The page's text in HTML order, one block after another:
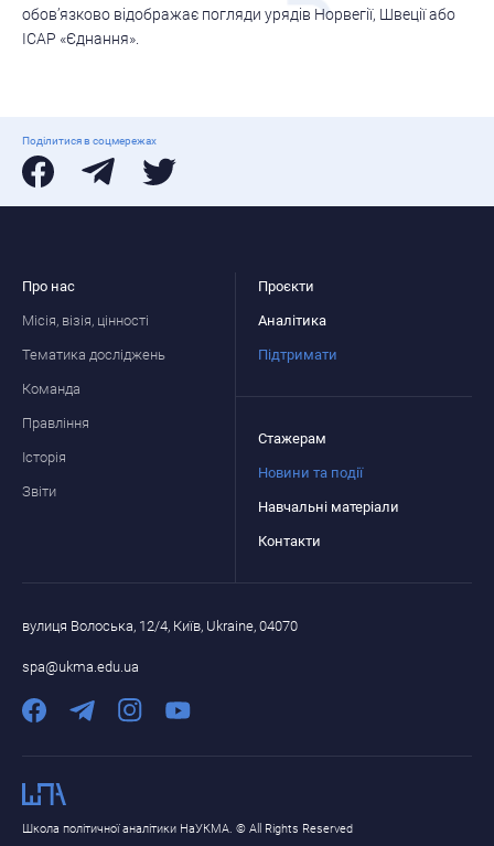
обов’язково відображає погляди урядів Норвегії, Швеції або
ІСАР «Єднання».
Поділитися в соцмережах
Про нас
Місія, візія, цінності
Тематика досліджень
Команда
Правління
Історія
Звіти
Проєкти
Аналітика
Підтримати
Стажерам
Новини та події
Навчальні матеріали
Контакти
вулиця Волоська, 12/4, Київ, Ukraine, 04070
spa@ukma.edu.ua
Школа політичної аналітики НаУКМА. © All Rights Reserved